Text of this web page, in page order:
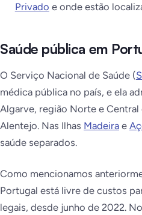
Privado e onde estão
Saúde pública em
O Serviço Nacional de Saúde (
médica pública no país, e ela
Algarve, região Norte e Central
Alentejo. Nas Ilhas Madeira e
saúde separados.
Como mencionamos
Portugal está livre de custos
legais, desde junho de 2022.